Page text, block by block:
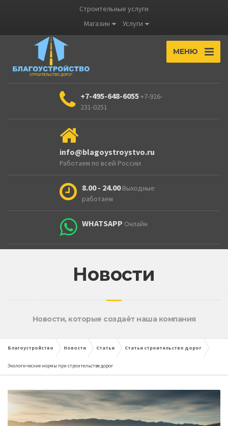
Строительные услуги
Магазин
Услуги
МЕНЮ
+7-495-648-6055+7-926-
231-0251
info@blagoystroystvo.ru
Работаем по всей России
8.00 - 24.00 Выходные
работаем
WHATSAPP Онлайн
Новости
Новости, которые создаёт наша компания
Благоустройство Новости Статьи Статьи строительство дорог
Экологические нормы при строительстве дорог